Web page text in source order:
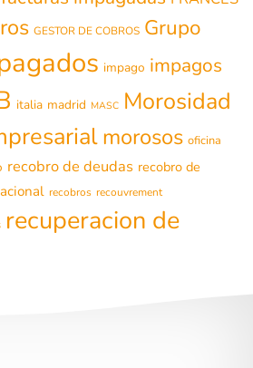
GESTOR DE COBROS Grupo
impago impagos
italia madrid MASC Morosidad
morosos oficina
recobro de deudas recobro de
recobros recouvrement
recuperacion de